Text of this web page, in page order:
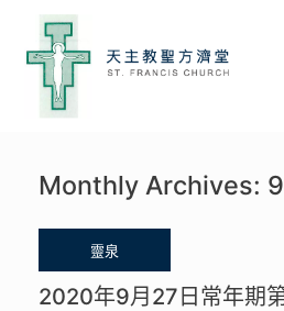
Monthly Archives:
2020年9月27日常年期